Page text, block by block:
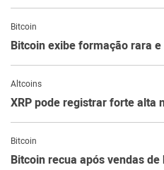
Bitcoin
Bitcoin exibe formação rara
Altcoins
XRP pode registrar forte alta
Bitcoin
Bitcoin recua após vendas